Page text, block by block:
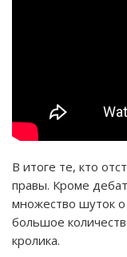
В итоге те, кто
правы. Кроме
множество шуток
большое
кролика.